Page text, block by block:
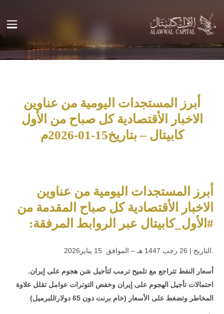
أبرز المستجدات اليومية من عناوين
الاخبار الأقتصادية كل صباح من الأول
كابيتال – بتاريخ15-01-2026م
أبرز المستجدات اليومية من عناوين
الاخبار الأقتصادية كل صباح المقدمة من
#الأول_كابيتال عبر الروابط المرفقة:
.التاريخ | 26 رجب 1447 هـ – الموافق 15 يناير2026
أسعار النفط تتراجع مع تلميح ترمب لتأجيل شن هجوم على إيران.
احتمالات تأجيل الهجوم على إيران وخفض التوترات عوامل تقلل علاوة
المخاطر وتضغط على الأسعار (خام برنت دون 65 دولار/للبرميل)